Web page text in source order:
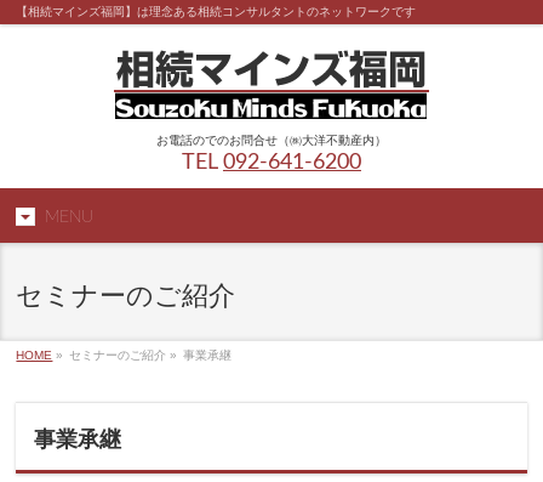
【相続マインズ福岡】は理念ある相続コンサルタントのネットワークです
お電話のでのお問合せ（㈱大洋不動産内）
TEL 092-641-6200
MENU
セミナーのご紹介
HOME » セミナーのご紹介 » 事業承継
事業承継